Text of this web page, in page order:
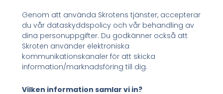
Genom att använda Skrotens tjänster, accepterar
du vår dataskyddspolicy och vår behandling av
dina personuppgifter. Du godkänner också att
Skroten använder elektroniska
kommunikationskanaler för att skicka
information/marknadsföring till dig.
Vilken information samlar vi in?